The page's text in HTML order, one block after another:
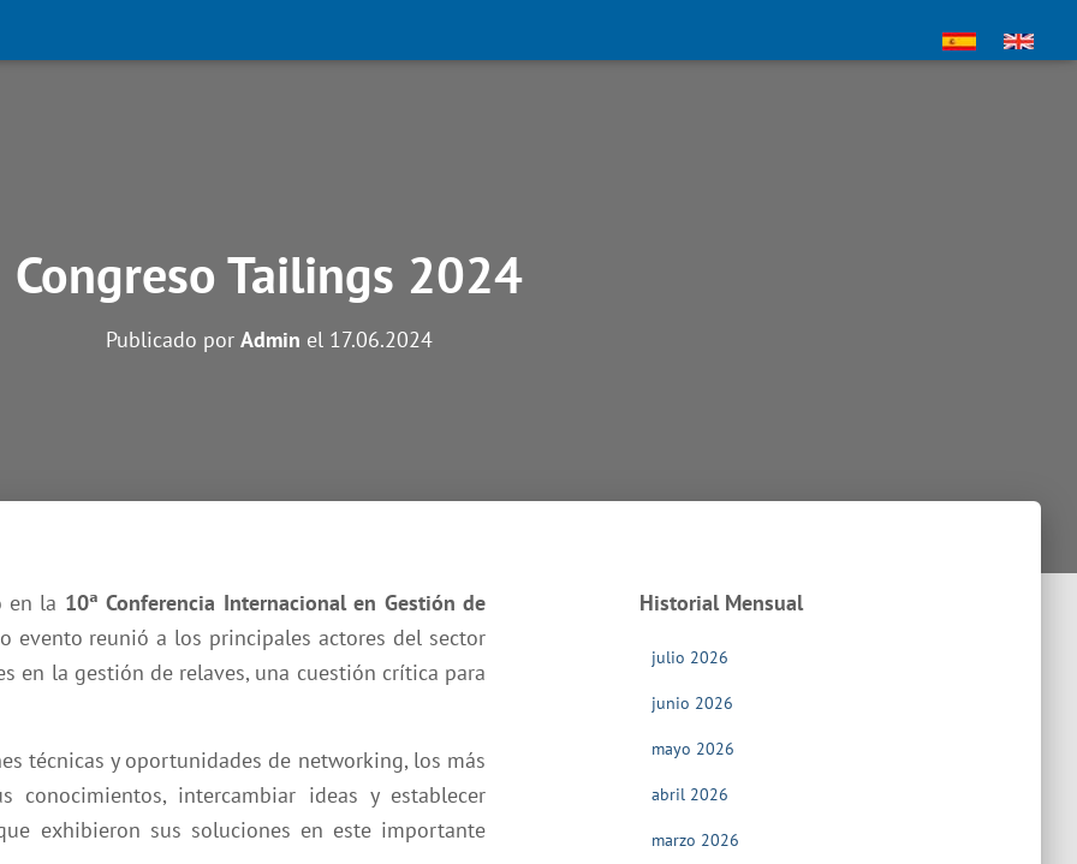
Congreso Tailings 2024
Publicado por Admin el 17.06.2024
en la 10ª Conferencia Internacional en Gestión de
evento reunió a los principales actores del sector
en la gestión de relaves, una cuestión crítica para
técnicas y oportunidades de networking, los más
intercambiar ideas y establecer
exhibieron sus soluciones en este importante
Historial Mensual
julio 2026
junio 2026
mayo 2026
abril 2026
marzo 2026